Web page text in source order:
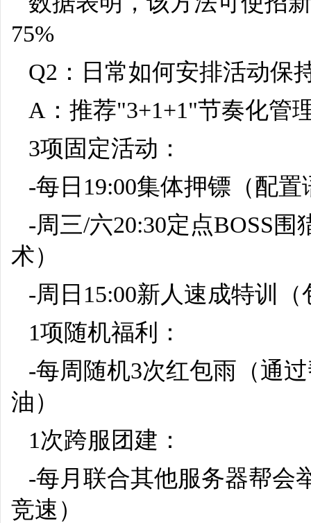
75%
Q2：日常如何安排活动保
A：推荐"3+1+1"节奏化管
3项固定活动：
-每日19:00集体押镖（配
-周三/六20:30定点BOSS
术）
-周日15:00新人速成特训
1项随机福利：
-每周随机3次红包雨（通
油）
1次跨服团建：
-每月联合其他服务器帮会
竞速）